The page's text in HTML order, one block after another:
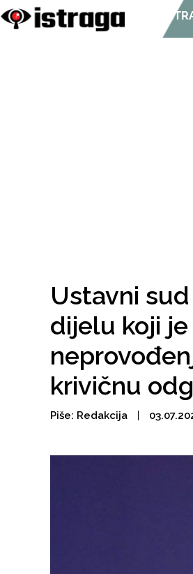
Ustavni
dijelu koji
krivičnu
Piše: Redakcija